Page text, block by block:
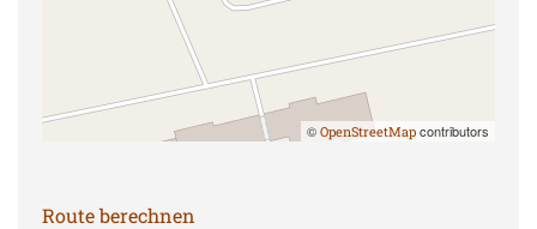
© OpenStreetMap contributors
Route berechnen